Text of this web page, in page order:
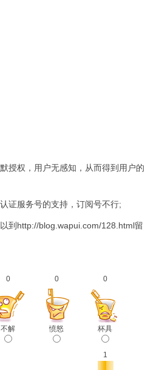
授权，用户无感知，从而得到用户的
证服务号的支持，订阅号不行;
到http://blog.wapui.com/128.html留
0
不解
0
愤怒
0
杯具
1